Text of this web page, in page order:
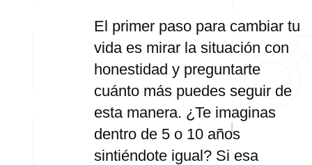
El primer paso para cambiar tu
vida es mirar la situación con
honestidad y preguntarte
cuánto más puedes seguir de
esta manera. ¿Te imaginas
dentro de 5 o 10 años
sintiéndote igual? Si esa